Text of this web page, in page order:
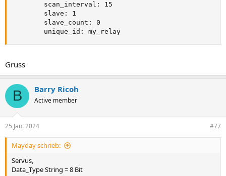
        scan_interval: 15
        slave: 1
        slave_count: 0
        unique_id: my_relay
Gruss
B Barry Ricoh
Active member
25 Jan. 2024 #77
Mayday schrieb:
Servus,
Data_Type String = 8 Bit